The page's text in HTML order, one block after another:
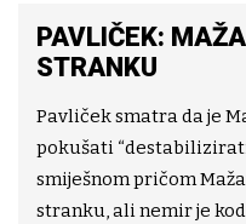
PAVLIČEK:
STRANKU
Pavliček smatra da je
pokušati
smiješnom pričom
stranku, ali nemir je